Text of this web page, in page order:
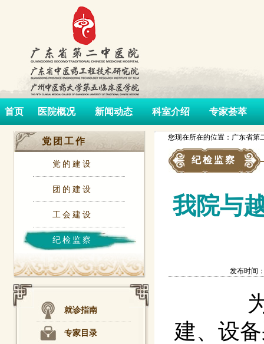
首页 医院概况 新闻动态 科室介绍 专家荟萃
党团工作
党的建设
团的建设
工会建设
纪检监察
就诊指南
专家目录
您现在所在的位置：广东省第
纪检监察
我院与
发布时间
建、设